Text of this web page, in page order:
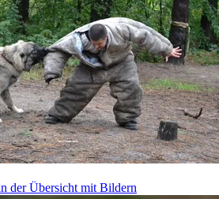
der Übersicht mit Bildern